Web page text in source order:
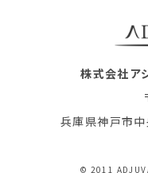
株式会社ア
兵庫県神戸市
© 2011